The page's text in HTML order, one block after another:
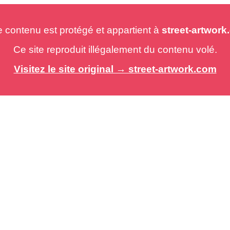
est protégé et appartient à street-
Ce site reproduit illégalement du contenu volé.
Visitez le site original → street-artwork.com